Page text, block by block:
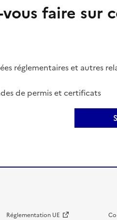
faire sur
réglementaires et autres
de permis et certificats
Réglementation UE